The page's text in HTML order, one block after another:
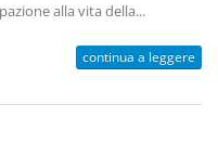
alla vita della...
continua a leggere